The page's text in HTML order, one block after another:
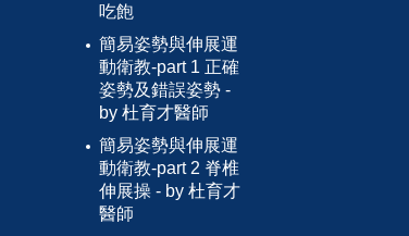
吃飽
簡易姿勢與伸展運
動衛教-part 1 正確
姿勢及錯誤姿勢 -
by 杜育才醫師
簡易姿勢與伸展運
動衛教-part 2 脊椎
伸展操 - by 杜育才
醫師